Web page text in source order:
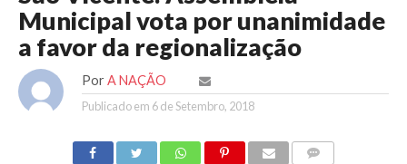
Municipal vota por unanimidade
a favor da regionalização
Por A NAÇÃO
Publicado em 6 de Setembro, 2018